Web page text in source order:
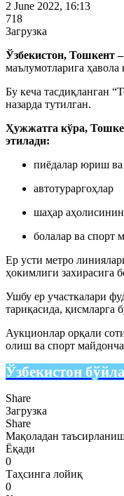
2 June 2022, 16:13
718
Загрузка
Ўзбекистон, Тошкент
маълумотларига
Бу кеча тасдиқланган
назарда тутилган.
Ҳужжатга кўра,
этилади:
пиёдалар юриш ва
автотураргоҳлар
шаҳар
болалар ва спорт
Ер усти метро
ҳокимлиги захирасига
Ушбу ер участкалари
тариқасида, қисмларга
Аукционлар орқали
олиш ва спорт
Ўзбекистон
Share
Загрузка
Share
Мақоладан
Ёқади
0
Таҳсинга лойиқ
0